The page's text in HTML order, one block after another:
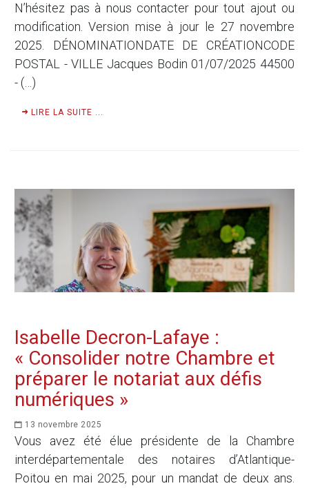
N’hésitez pas à nous contacter pour tout ajout ou
modification. Version mise à jour le 27 novembre
2025. DÉNOMINATIONDATE DE CRÉATIONCODE
POSTAL - VILLE Jacques Bodin 01/07/2025 44500
- (…)
LIRE LA SUITE ...
Isabelle Decron-Lafaye :
« Consolider notre Chambre et
préparer le notariat aux défis
numériques »
13 novembre 2025
Vous avez été élue présidente de la Chambre
interdépartementale des notaires d’Atlantique-
Poitou en mai 2025, pour un mandat de deux ans.